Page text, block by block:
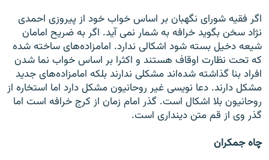
اگر فقیه شورای نگهبان بر اساس خواب خود از پیروزی احمدی
نژاد سخن بگوید خرافه به شمار نمی آید. اگر به ضریح امامان
شیعه دخیل بسته شود اشکالی ندارد. امامزاده‌های ساخته شده
که تحت نظارت اوقاف هستند و اکثرا بر اساس خواب نما شدن
افراد بنا گذاشته شده‌اند مشکلی ندارند بلکه امامزاده‌های جدید
مشکل دارند. دعا نویسی غیر روحانیون مشکل دارد اما استخاره از
روحانیون بلا اشکال است. گذر امام زمان از کرج خرافه است اما
گذر وی از قم متن دینداری است.
چاه جمکران